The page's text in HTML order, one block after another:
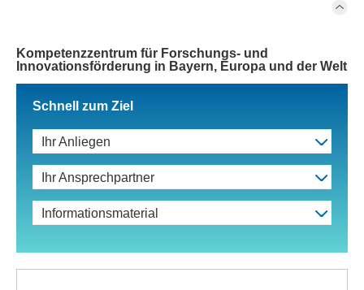
Kompetenzzentrum für Forschungs- und
Innovationsförderung in Bayern, Europa und der Welt
Schnell zum Ziel
Ihr Anliegen
Ihr Ansprechpartner
Informationsmaterial